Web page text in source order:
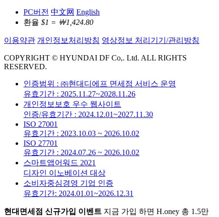
PC버전 中文网 English
환율 $1 = ￦1,424.80
이용약관 개인정보처리방침 영상정보 처리기기/관리방침
COPYRIGHT © HYUNDAI DF Co,. Ltd. ALL RIGHTS
RESERVED.
인증범위 : ㈜현대디에프 면세점 서비스 운영
유효기간 : 2025.11.27~2028.11.26
개인정보보호 우수 웹사이트
인증/유효기간 : 2024.12.01~2027.11.30
ISO 27001
유효기간 : 2023.10.03 ~ 2026.10.02
ISO 27701
유효기간 : 2024.07.26 ~ 2026.10.02
스마트앱어워드 2021
디자인 이노베이션 대상
소비자중심경영 기업 인증
유효기간: 2024.01.01~2026.12.31
현대면세점 신규가입 이벤트 지금 가입 하면 H.oney 총 1.5만